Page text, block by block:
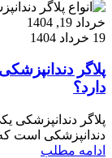
خرداد 19, 1404
19 خرداد 1404
پلاگر
دارد؟
پلاگر دندانپزشکی
دندانپزشکی است
ادامه مطلب